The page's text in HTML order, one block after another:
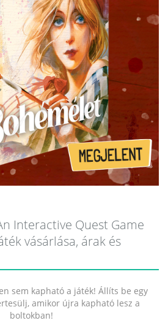
Interactive Quest Game
vásárlása, árak és
sem kapható a játék! Állíts be egy
amikor újra kapható lesz a
boltokban!